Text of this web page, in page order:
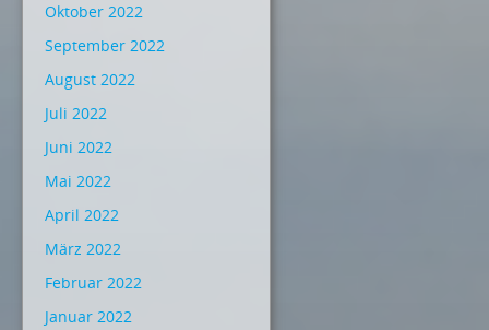
Oktober 2022
September 2022
August 2022
Juli 2022
Juni 2022
Mai 2022
April 2022
März 2022
Februar 2022
Januar 2022